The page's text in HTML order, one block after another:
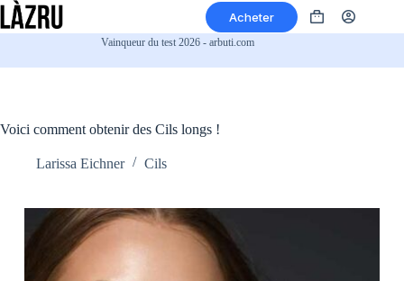
Passer
au
Acheter
Panier
Vainqueur du test 2026 - arbuti.com
Voici comment obtenir des Cils longs !
Larissa Eichner Cils